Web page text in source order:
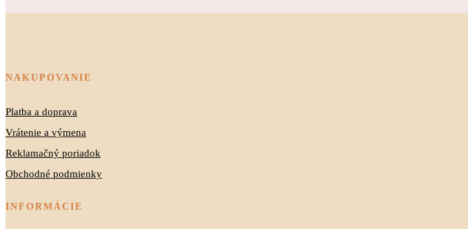
NAKUPOVANIE
Platba a doprava
Vrátenie a výmena
Reklamačný poriadok
Obchodné podmienky
INFORMÁCIE